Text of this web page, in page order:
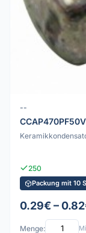
--
250
Packung mit 10
0.29€ –
Menge: